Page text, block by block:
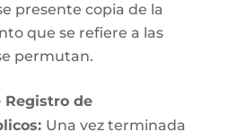
presente copia de la
que se refiere a las
permutan.
Registro de
Una vez terminada